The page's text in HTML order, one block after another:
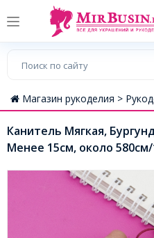
Магазин рукоделия >
Канитель Мягкая,
Менее 15см, около 580см/